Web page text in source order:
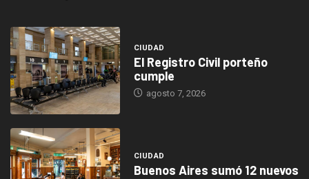
CIUDAD
El Registro Civil porteño
cumple
agosto 7, 2026
CIUDAD
Buenos Aires sumó 12 nuevos